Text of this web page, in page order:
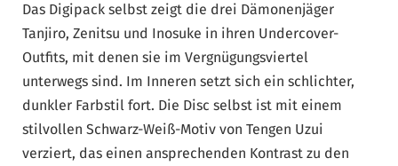
Das Digipack selbst zeigt die drei Dämonenjäger
Tanjiro, Zenitsu und Inosuke in ihren Undercover-
Outfits, mit denen sie im Vergnügungsviertel
unterwegs sind. Im Inneren setzt sich ein schlichter,
dunkler Farbstil fort. Die Disc selbst ist mit einem
stilvollen Schwarz-Weiß-Motiv von Tengen Uzui
verziert, das einen ansprechenden Kontrast zu den